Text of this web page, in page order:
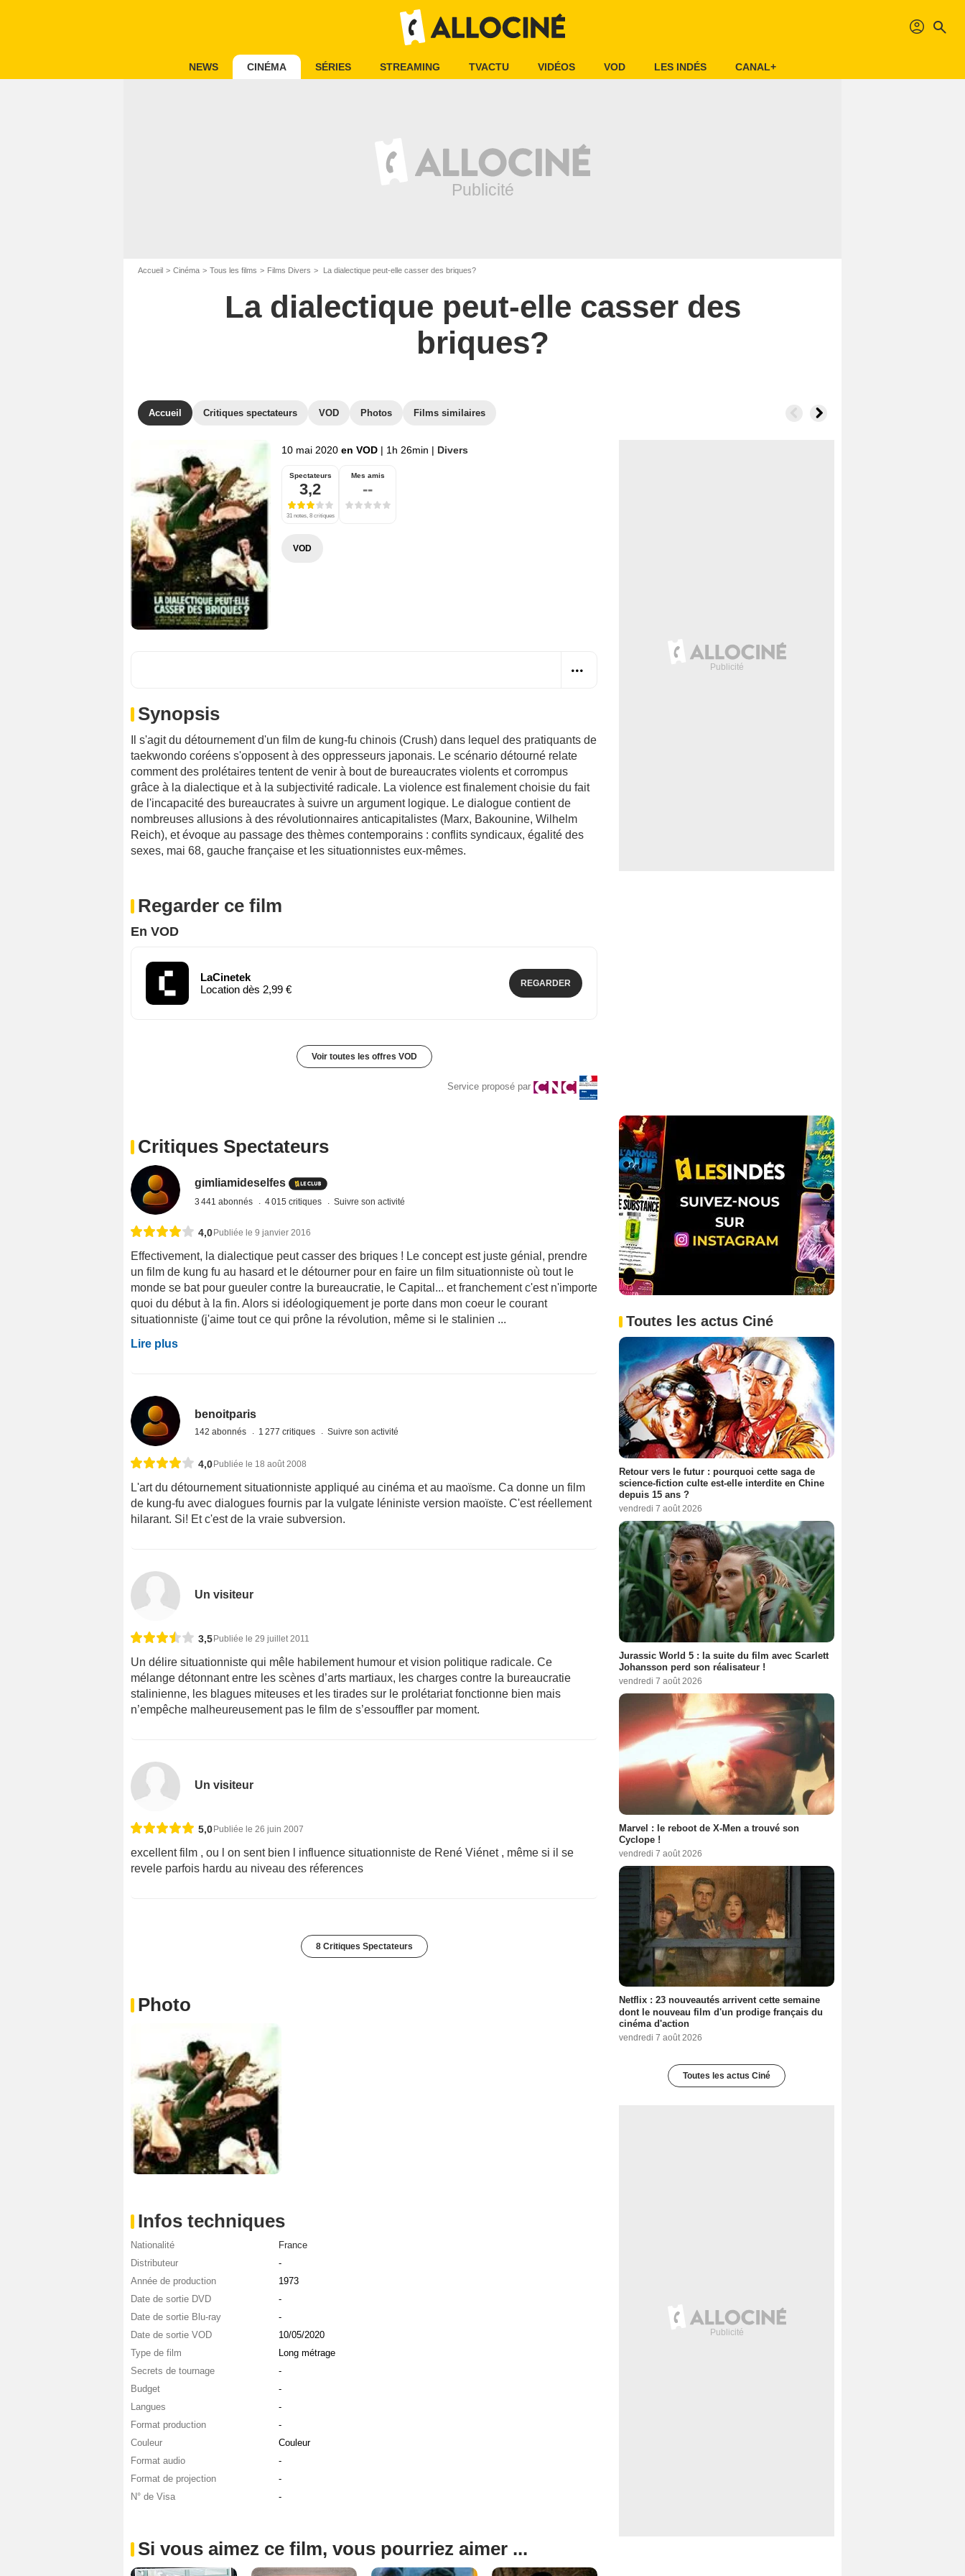
profil search
NEWS CINÉMA SÉRIES STREAMING TVACTU VIDÉOS VOD LES INDÉS CANAL+
Accueil Cinéma Tous les films Films Divers La dialectique peut-elle casser des briques?
La dialectique peut-elle casser des
briques?
Accueil Critiques spectateurs VOD Photos Films similaires
10 mai 2020 en VOD | 1h 26min | Divers
Spectateurs
3,2
31 notes, 8 critiques
Mes amis
--
VOD
Synopsis
Il s'agit du détournement d'un film de kung-fu chinois (Crush) dans lequel des pratiquants de
taekwondo coréens s'opposent à des oppresseurs japonais. Le scénario détourné relate
comment des prolétaires tentent de venir à bout de bureaucrates violents et corrompus
grâce à la dialectique et à la subjectivité radicale. La violence est finalement choisie du fait
de l'incapacité des bureaucrates à suivre un argument logique. Le dialogue contient de
nombreuses allusions à des révolutionnaires anticapitalistes (Marx, Bakounine, Wilhelm
Reich), et évoque au passage des thèmes contemporains : conflits syndicaux, égalité des
sexes, mai 68, gauche française et les situationnistes eux-mêmes.
Regarder ce film
En VOD
LaCinetek
Location dès 2,99 €
REGARDER
Voir toutes les offres VOD
Service proposé par
Critiques Spectateurs
gimliamideselfes
3 441 abonnés 4 015 critiques Suivre son activité
4,0 Publiée le 9 janvier 2016
Effectivement, la dialectique peut casser des briques ! Le concept est juste génial, prendre
un film de kung fu au hasard et le détourner pour en faire un film situationniste où tout le
monde se bat pour gueuler contre la bureaucratie, le Capital... et franchement c'est n'importe
quoi du début à la fin. Alors si idéologiquement je porte dans mon coeur le courant
situationniste (j'aime tout ce qui prône la révolution, même si le stalinien ...
Lire plus
benoitparis
142 abonnés 1 277 critiques Suivre son activité
4,0Publiée le 18 août 2008
L'art du détournement situationniste appliqué au cinéma et au maoïsme. Ca donne un film
de kung-fu avec dialogues fournis par la vulgate léniniste version maoïste. C'est réellement
hilarant. Si! Et c'est de la vraie subversion.
Un visiteur
3,5Publiée le 29 juillet 2011
Un délire situationniste qui mêle habilement humour et vision politique radicale. Ce
mélange détonnant entre les scènes d’arts martiaux, les charges contre la bureaucratie
stalinienne, les blagues miteuses et les tirades sur le prolétariat fonctionne bien mais
n’empêche malheureusement pas le film de s’essouffler par moment.
Un visiteur
5,0Publiée le 26 juin 2007
excellent film , ou l on sent bien l influence situationniste de René Viénet , même si il se
revele parfois hardu au niveau des réferences
8 Critiques Spectateurs
Photo
Infos techniques
Nationalité
France
Distributeur
-
Année de production
1973
Date de sortie DVD
-
Date de sortie Blu-ray
-
Date de sortie VOD
10/05/2020
Type de film
Long métrage
Secrets de tournage
-
Budget
-
Langues
-
Format production
-
Couleur
Couleur
Format audio
-
Format de projection
-
N° de Visa
-
Si vous aimez ce film, vous pourriez aimer ...
Toutes les actus Ciné
Retour vers le futur : pourquoi cette saga de
science-fiction culte est-elle interdite en Chine
depuis 15 ans ?
vendredi 7 août 2026
Jurassic World 5 : la suite du film avec Scarlett
Johansson perd son réalisateur !
vendredi 7 août 2026
Marvel : le reboot de X-Men a trouvé son
Cyclope !
vendredi 7 août 2026
Netflix : 23 nouveautés arrivent cette semaine
dont le nouveau film d'un prodige français du
cinéma d'action
vendredi 7 août 2026
Toutes les actus Ciné